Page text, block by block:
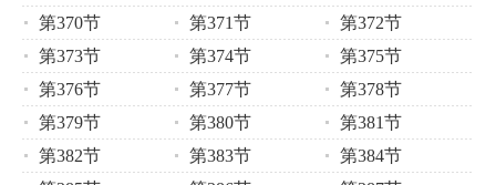
第370节
第371节
第372节
第373节
第374节
第375节
第376节
第377节
第378节
第379节
第380节
第381节
第382节
第383节
第384节